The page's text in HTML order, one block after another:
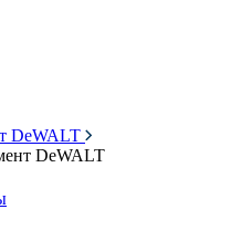
DeWALT
DeWALT